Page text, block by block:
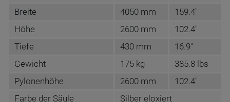
Breite
4050 mm
159.4"
Höhe
2600 mm
102.4"
Tiefe
430 mm
16.9"
Gewicht
175 kg
385.8 lbs
Pylonenhöhe
2600 mm
102.4"
Farbe der Säule
Silber eloxiert